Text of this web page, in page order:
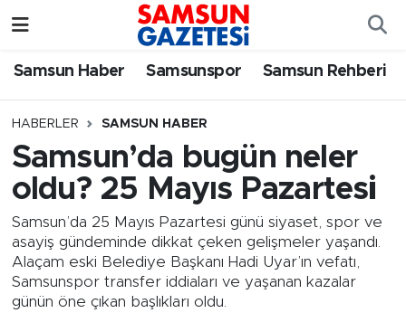
Samsun Haber Samsunspor Samsun Rehberi
HABERLER SAMSUN HABER
Samsun’da bugün neler
oldu? 25 Mayıs Pazartesi
Samsun’da 25 Mayıs Pazartesi günü siyaset, spor ve
asayiş gündeminde dikkat çeken gelişmeler yaşandı.
Alaçam eski Belediye Başkanı Hadi Uyar’ın vefatı,
Samsunspor transfer iddiaları ve yaşanan kazalar
günün öne çıkan başlıkları oldu.
Samsun Haber
Samsun Rehberi
Samsun Nöbetçi Eczaneler
SAMSUN Namaz Vakitleri
Samsun Trafik Yoğunluk Haritası
Süper Lig Puan Durumu ve Fikstür
Tüm Manşetler